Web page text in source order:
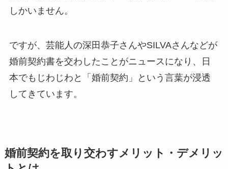
しかいません。
ですが、芸能人の深田恭子さんやSILVAさんなどが
婚前契約書を交わしたことがニュースになり、日
本でもじわじわと「婚前契約」という言葉が浸透
してきています。
婚前契約を取り交わすメリット・デメリッ